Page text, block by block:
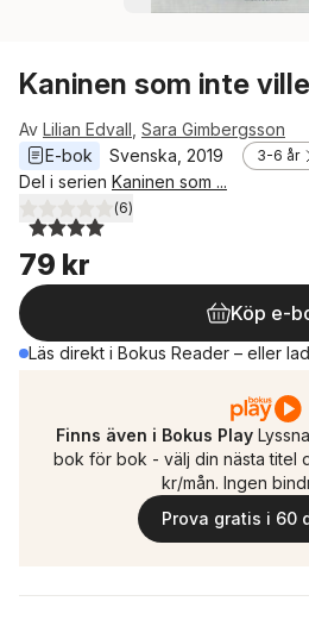
Kaninen som inte
Av Lilian Edvall Sara Gimbergsson
E-bok
Svenska 2019 3-6 år
Del i serien Kaninen som ...
4,0utav 5 stjärnor. Totalt antal röster:
(6)
79 kr
Köp e-
Läs direkt i Bokus Reader – eller
Finns även i Bokus Play
bok för bok - välj din nästa titel
kr/mån. Ingen
Prova gratis i 60